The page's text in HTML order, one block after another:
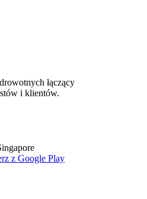
łączący
i klientów.